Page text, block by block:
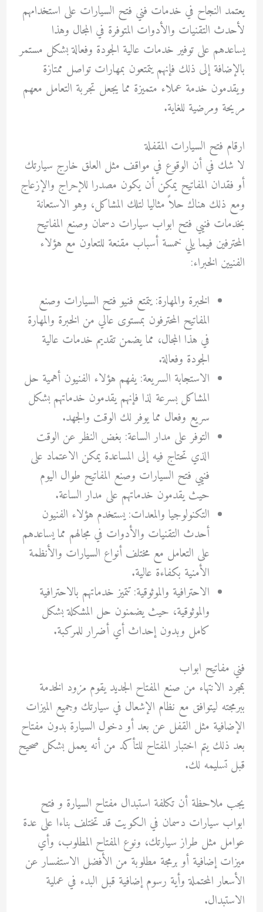
يعتمد النجاح في خدمات فني فتح السيارات على استخدامهم
لأحدث التقنيات والأدوات المتوفرة في المجال وهذا
يساعدهم على توفير خدمات عالية الجودة وفعالة بشكل مستمر
بالإضافة إلى ذلك فإنهم يتمتعون بمهارات تواصل ممتازة
ويقدمون خدمة عملاء متميزة مما يجعل تجربة التعامل معهم
مريحة ومرضية للغاية.
ارقام فتح السيارات المقفلة
لا شك في أن الوقوع في مواقف مثل العلق خارج سيارتك
أو فقدان المفاتيح يمكن أن يكون مصدرا للإحراج والإزعاج
ومع ذلك هناك حلاً مثاليا لتلك المشاكل، وهو الاستعانة
بخدمات فنيي فتح ابواب سيارات دسمان وصنع المفاتيح
المحترفين فيما يلي خمسة أسباب مقنعة للتعاون مع هؤلاء
الفنيين الخبراء:
الخبرة والمهارة: يتمتع فنيو فتح السيارات وصنع
المفاتيح المحترفون بمستوى عالي من الخبرة والمهارة
في هذا المجال، مما يضمن تقديم خدمات عالية
الجودة وفعالة.
الاستجابة السريعة: يفهم هؤلاء الفنيون أهمية حل
المشاكل بسرعة لذا فإنهم يقدمون خدماتهم بشكل
سريع وفعال مما يوفر لك الوقت والجهد.
التوفر على مدار الساعة: بغض النظر عن الوقت
الذي تحتاج فيه إلى المساعدة يمكن الاعتماد على
فنيي فتح السيارات وصنع المفاتيح طوال اليوم
حيث يقدمون خدماتهم على مدار الساعة.
التكنولوجيا والمعدات: يستخدم هؤلاء الفنيون
أحدث التقنيات والأدوات في مجالهم مما يساعدهم
على التعامل مع مختلف أنواع السيارات والأنظمة
الأمنية بكفاءة عالية.
الاحترافية والموثوقية: تتميز خدماتهم بالاحترافية
والموثوقية، حيث يضمنون حل المشكلة بشكل
كامل وبدون إحداث أي أضرار للمركبة.
فني مفاتيح ابواب
بمجرد الانتهاء من صنع المفتاح الجديد يقوم مزود الخدمة
ببرمجته ليتوافق مع نظام الإشعال في سيارتك وجميع الميزات
الإضافية مثل القفل عن بعد أو دخول السيارة بدون مفتاح
بعد ذلك يتم اختبار المفتاح للتأكد من أنه يعمل بشكل صحيح
قبل تسليمه لك.
يجب ملاحظة أن تكلفة استبدال مفتاح السيارة و فتح
ابواب سيارات دسمان في الكويت قد تختلف بناءا على عدة
عوامل مثل طراز سيارتك، ونوع المفتاح المطلوب، وأي
ميزات إضافية أو برمجة مطلوبة من الأفضل الاستفسار عن
الأسعار المحتملة وأية رسوم إضافية قبل البدء في عملية
الاستبدال.